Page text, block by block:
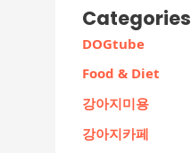
Categories
DOGtube
Food & Diet
강아지미용
강아지카페